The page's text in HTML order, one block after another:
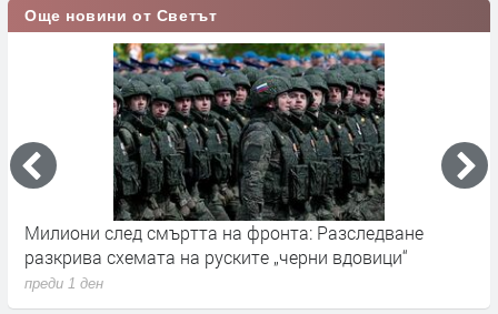
Още новини от Светът
Милиони след смъртта на фронта: Разследване
разкрива схемата на руските „черни вдовици“
преди 1 ден